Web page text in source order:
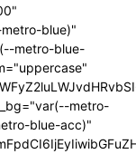
blue)"
metro-blue-
metro-
blue-acc)"